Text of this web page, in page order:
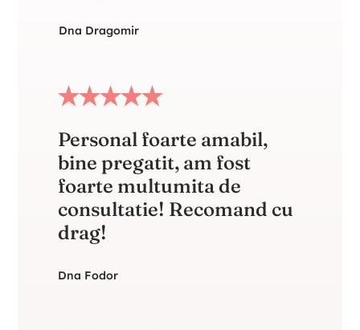
Dna Dragomir
Personal foarte amabil,
bine pregatit, am fost
foarte multumita de
consultatie! Recomand cu
drag!
Dna Fodor